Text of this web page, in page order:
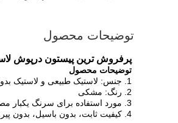
توضیحات محصول
پرفروش ترین پیستون درپوش
توضیحات محصول
1. جنس: لاستیک طبیعی و لاستیک بدون لاتکس (لاستیک ایزوپرن)
2. رنگ: مشکی
3. مورد استفاده برای سرنگ یکبار مصرف: آب بندی بالا و عملکرد کشویی
4. کیفیت ثابت، بدون باسیل، بدون پیروژن، بدون سمیت برق زا در کل بدن